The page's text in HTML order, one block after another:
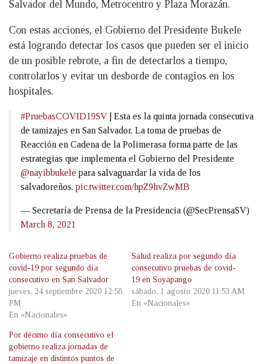
Salvador del Mundo, Metrocentro y Plaza Morazán.
Con estas acciones, el Gobierno del Presidente Bukele
está logrando detectar los casos que pueden ser el inicio
de un posible rebrote, a fin de detectarlos a tiempo,
controlarlos y evitar un desborde de contagios en los
hospitales.
#PruebasCOVID19SV | Esta es la quinta jornada consecutiva
de tamizajes en San Salvador. La toma de pruebas de
Reacción en Cadena de la Polimerasa forma parte de las
estrategias que implementa el Gobierno del Presidente
@nayibbukele para salvaguardar la vida de los
salvadoreños. pic.twitter.com/hpZ9hvZwMB
— Secretaría de Prensa de la Presidencia (@SecPrensaSV)
March 8, 2021
Gobierno realiza pruebas de
covid-19 por segundo día
consecutivo en San Salvador
jueves, 24 septiembre 2020 12:58
PM
En «Nacionales»
Salud realiza por segundo día
consecutivo pruebas de covid-
19 en Soyapango
sábado, 1 agosto 2020 11:53 AM
En «Nacionales»
Por décimo día consecutivo el
gobierno realiza jornadas de
tamizaje en distintos puntos de